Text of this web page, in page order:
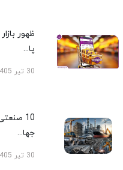
ظهور
پا...
30 تیر 1405
10
جها...
30 تیر 1405